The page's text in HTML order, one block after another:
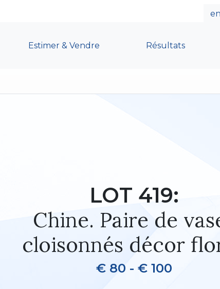
en
Estimer & Vendre Résultats
LOT 419:
Chine. Paire de
cloisonnés décor
€ 80 - € 100